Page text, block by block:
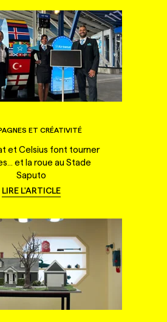
ET CRÉATIVITÉ
et Celsius font tourner
et la roue au Stade
Saputo
LIRE L'ARTICLE